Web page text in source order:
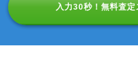
入力30秒！無料査定